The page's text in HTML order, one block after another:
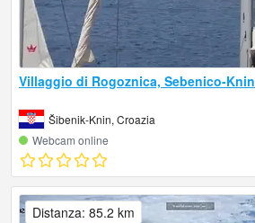
Villaggio di Rogoznica, Sebenico-Knin
Šibenik-Knin, Croazia
Webcam online
Distanza: 85.2 km